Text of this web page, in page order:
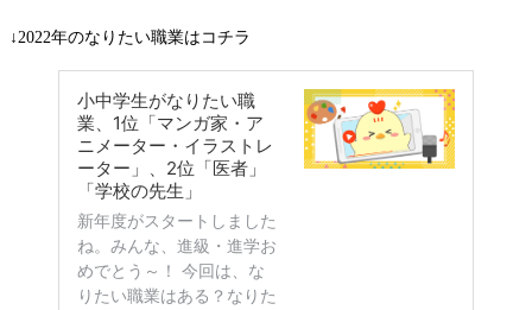
↓2022年のなりたい職業はコチラ